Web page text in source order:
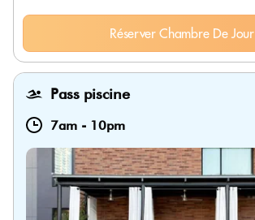
Réserver Chambre De Jour
Pass piscine
7am - 10pm